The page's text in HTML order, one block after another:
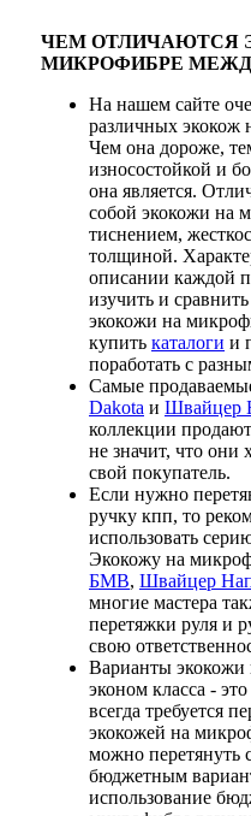
ЧЕМ ОТЛИЧАЮТСЯ
МИКРОФИБРЕ
На нашем сайте
различных экокож
Чем она дороже,
износостойкой и
она является.
собой экокожи на
тиснением,
толщиной.
описании каждой
изучить и
экокожи на
купить каталоги и
поработать с
Самые
Dakota и Швайцер
коллекции
не значит, что
свой покупатель.
Если нужно
ручку кпп, то
использовать
Экокожу на
БМВ, Швайцер
многие мастера
перетяжки руля и
свою
Варианты
эконом класса - это
всегда требуется
экокожей на
можно перетянуть
бюджетным
использование